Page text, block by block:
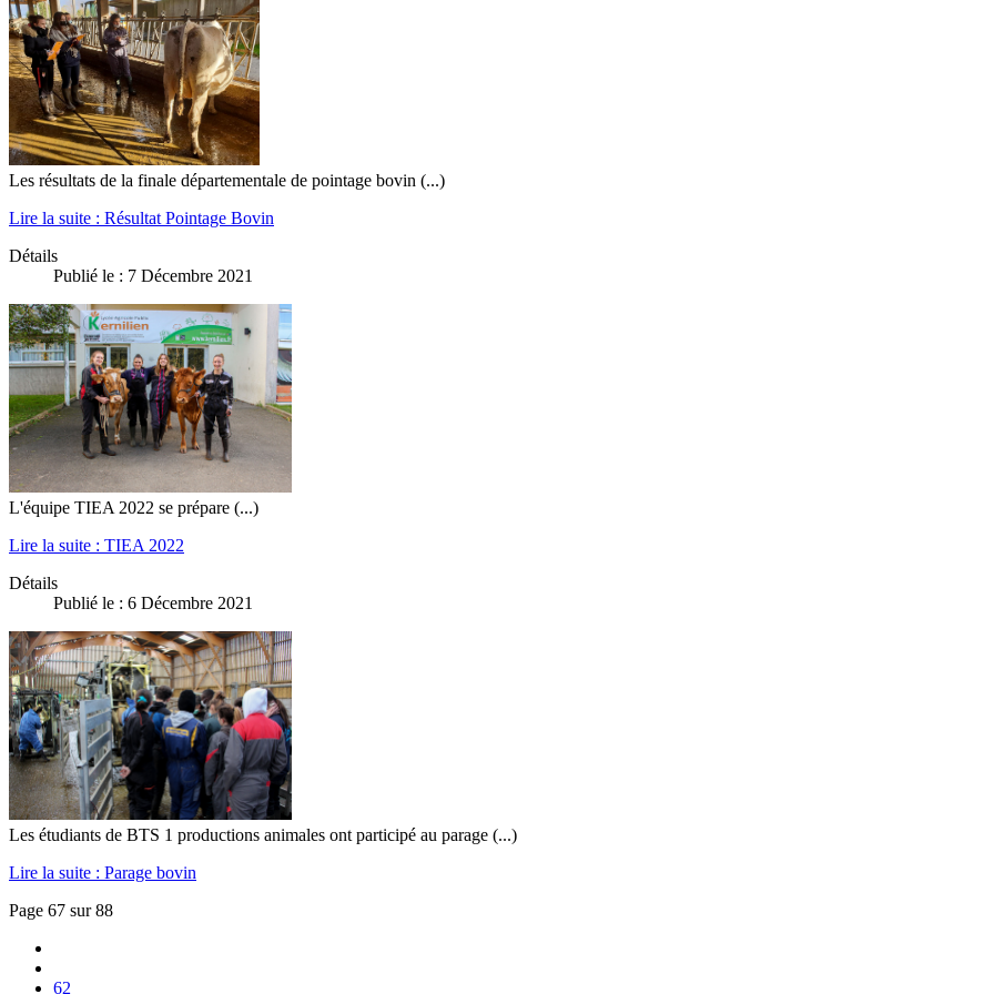
Les résultats de la finale départementale de pointage bovin (...)
Lire la suite : Résultat Pointage Bovin
Détails
Publié le : 7 Décembre 2021
L'équipe TIEA 2022 se prépare (...)
Lire la suite : TIEA 2022
Détails
Publié le : 6 Décembre 2021
Les étudiants de BTS 1 productions animales ont participé au parage (...)
Lire la suite : Parage bovin
Page 67 sur 88
62